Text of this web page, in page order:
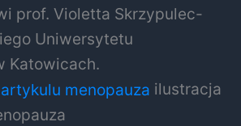
prof. Violetta Skrzypulec-
Uniwersytetu
Katowicach.
ilustracja